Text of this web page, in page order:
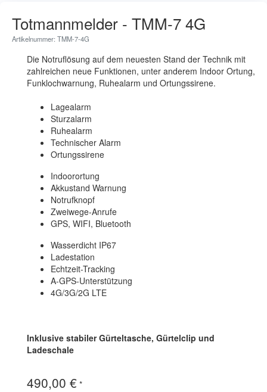
Totmannmelder - TMM-7 4G
Artikelnummer: TMM-7-4G
Die Notruflösung auf dem neuesten Stand der Technik mit
zahlreichen neue Funktionen, unter anderem Indoor Ortung,
Funklochwarnung, Ruhealarm und Ortungssirene.
Lagealarm
Sturzalarm
Ruhealarm
Technischer Alarm
Ortungssirene
Indoorortung
Akkustand Warnung
Notrufknopf
Zweiwege-Anrufe
GPS, WIFI, Bluetooth
Wasserdicht IP67
Ladestation
Echtzeit-Tracking
A-GPS-Unterstützung
4G/3G/2G LTE
Inklusive stabiler Gürteltasche, Gürtelclip und
Ladeschale
490,00 € *